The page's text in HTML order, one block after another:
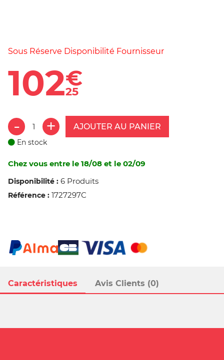
Caractéristiques Avis Clients (0)
Sous Réserve Disponibilité Fournisseur
102€
25
AJOUTER AU PANIER
En stock
Chez vous entre le 18/08 et le 02/09
Disponibilité : 6 Produits
Référence : 1727297C